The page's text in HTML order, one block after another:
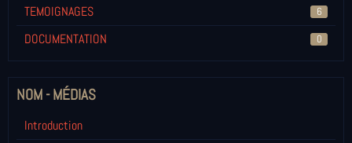
TEMOIGNAGES 6
DOCUMENTATION 0
NOM - MÉDIAS
Introduction